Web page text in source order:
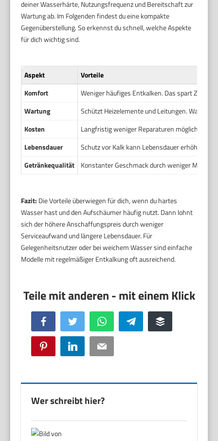
deiner Wasserhärte, Nutzungsfrequenz und Bereitschaft zur
Wartung ab. Im Folgenden findest du eine kompakte
Gegenüberstellung. So erkennst du schnell, welche Aspekte
für dich wichtig sind.
Aspekt
Vorteile
Komfort
Weniger häufiges Entkalken. Das spart Zeit
Wartung
Schützt Heizelemente und Leitungen.
Kosten
Langfristig weniger Reparaturen möglich.
Lebensdauer
Schutz vor Kalk kann Lebensdauer erhöhen.
Getränkequalität
Konstanter Geschmack durch weniger
Fazit: Die Vorteile überwiegen für dich, wenn du hartes
Wasser hast und den Aufschäumer häufig nutzt. Dann lohnt
sich der höhere Anschaffungspreis durch weniger
Serviceaufwand und längere Lebensdauer. Für
Gelegenheitsnutzer oder bei weichem Wasser sind einfache
Modelle mit regelmäßiger Entkalkung oft ausreichend.
Facebook Twitter WhatsApp Telegram Buffer
Pinterest LinkedIn Email
Wer schreibt hier?